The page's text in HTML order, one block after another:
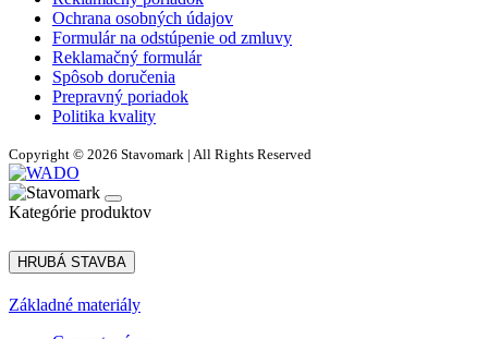
Ochrana osobných údajov
Formulár na odstúpenie od zmluvy
Reklamačný formulár
Spôsob doručenia
Prepravný poriadok
Politika kvality
Copyright © 2026 Stavomark | All Rights Reserved
Kategórie produktov
HRUBÁ STAVBA
Základné materiály